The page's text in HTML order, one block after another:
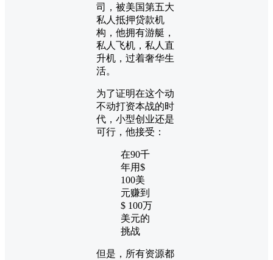
司，被美国第五大
私人抵押贷款机
构，他拥有游艇，
私人飞机，私人直
升机，过着奢华生
活。
为了证明在这个动
不动打资本战的时
代，小型创业还是
可行，他接受：
在90千
年用$
100美
元赚到
$ 100万
美元的
挑战
但是，所有资源都